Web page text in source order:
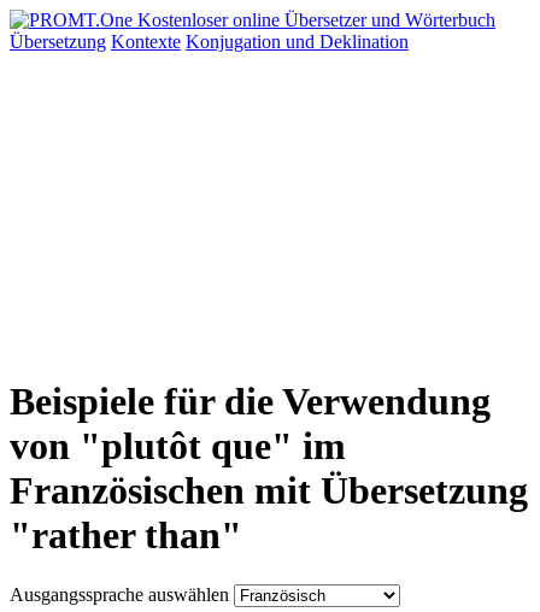
Übersetzung Kontexte Konjugation und Deklination
Beispiele für die Verwendung
von "plutôt que" im
Französischen mit Übersetzung
"rather than"
Ausgangssprache auswählen